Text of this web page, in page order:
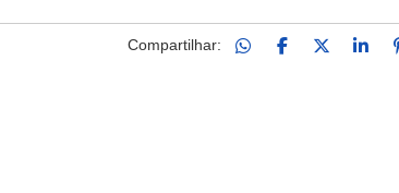
Compartilhar: